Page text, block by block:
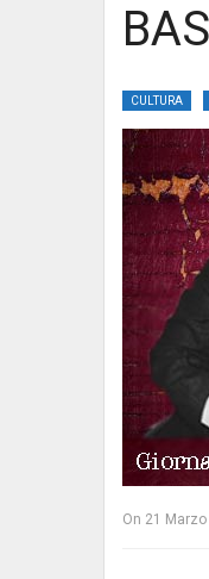
CULTURA
On 21